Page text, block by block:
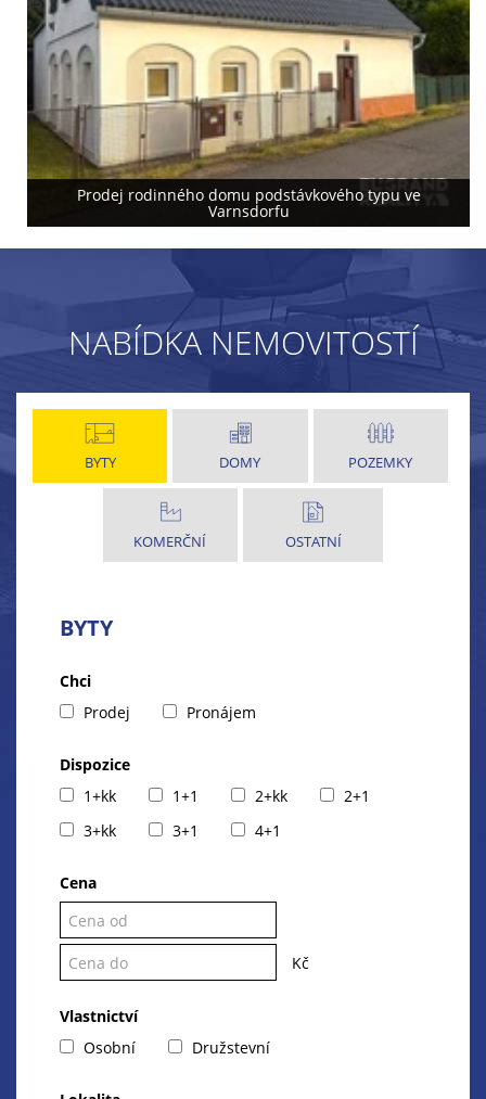
Prodej rodinného domu podstávkového typu ve
Varnsdorfu
NABÍDKA NEMOVITOSTÍ
BYTY DOMY POZEMKY
KOMERČNÍ OSTATNÍ
BYTY
Chci
Prodej
Pronájem
Dispozice
1+kk
1+1 2+kk
2+1
3+kk
3+1 4+1
Cena
Kč
Vlastnictví
Osobní
Družstevní